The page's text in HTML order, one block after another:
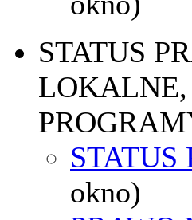
STATUS
STATUS
okno)